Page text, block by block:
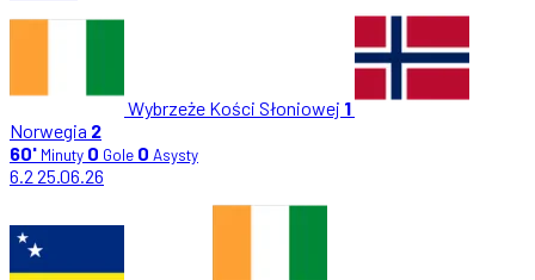
Wybrzeże Kości Słoniowej 1
Norwegia 2
60' Minuty 0 Gole 0 Asysty
6.2 25.06.26